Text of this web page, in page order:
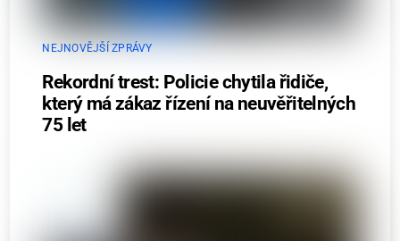
NEJNOVĚJŠÍ ZPRÁVY
Rekordní trest: Policie chytila řidiče,
který má zákaz řízení na neuvěřitelných
75 let